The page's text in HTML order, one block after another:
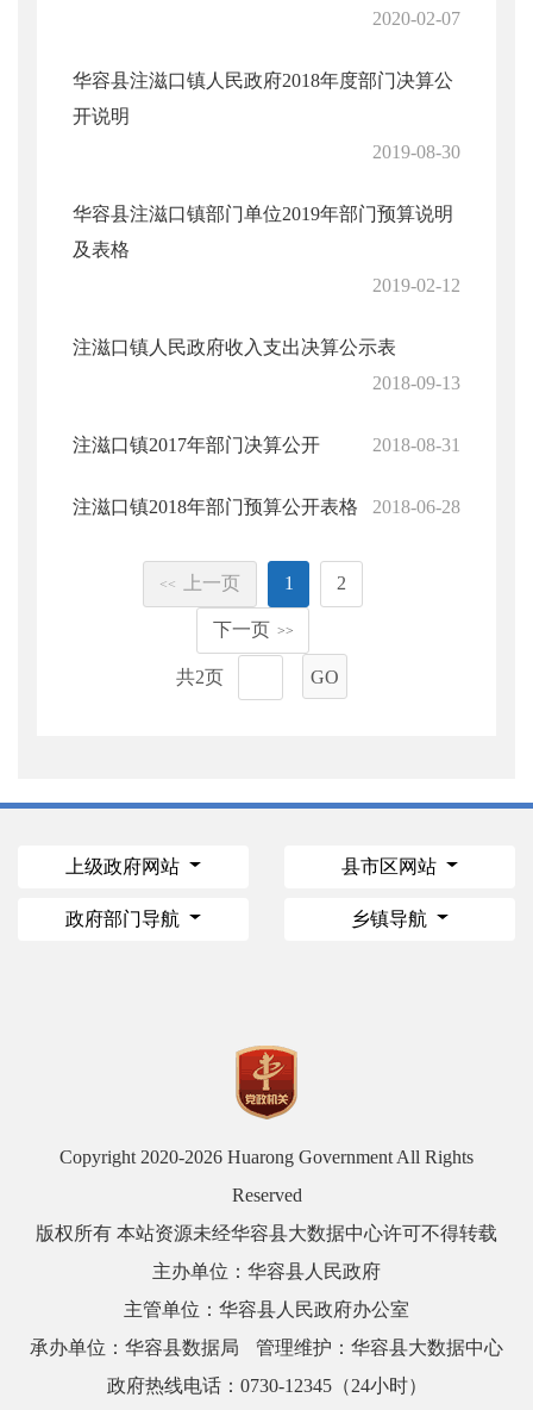
2020-02-07
华容县注滋口镇人民政府2018年度部门决算公
开说明
2019-08-30
华容县注滋口镇部门单位2019年部门预算说明
及表格
2019-02-12
注滋口镇人民政府收入支出决算公示表
2018-09-13
注滋口镇2017年部门决算公开 2018-08-31
注滋口镇2018年部门预算公开表格 2018-06-28
<< 上一页 1 2
下一页 >>
共2页 GO
上级政府网站 县市区网站
政府部门导航 乡镇导航
Copyright 2020-2026 Huarong Government All Rights
Reserved
版权所有 本站资源未经华容县大数据中心许可不得转载
主办单位：华容县人民政府
主管单位：华容县人民政府办公室
承办单位：华容县数据局
管理维护：华容县大数据中心
政府热线电话：0730-12345（24小时）